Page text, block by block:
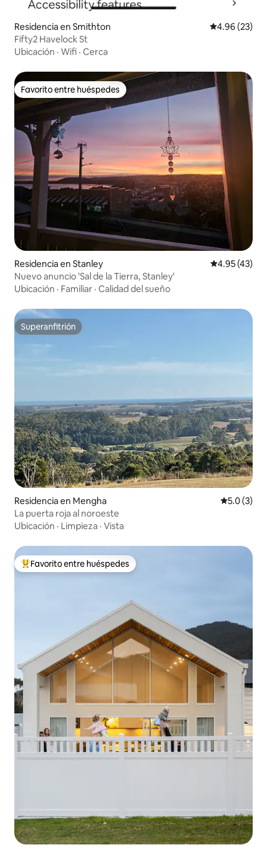
Residencia en Smithton Calificación
4.96 (23)
Fifty2 Havelock St
Ubicación · Wifi · Cerca
Favorito entre huéspedes
Favorito entre huéspedes
Residencia en Stanley Calificación
4.95 (43)
Nuevo anuncio 'Sal de la Tierra, Stanley'
Ubicación · Familiar · Calidad del sueño
Superanfitrión
Superanfitrión
Residencia en Mengha
5.0 (3)
La puerta roja al noroeste
Ubicación · Limpieza · Vista
De los mejores en Favorito entre huéspedes
Favorito entre huéspedes